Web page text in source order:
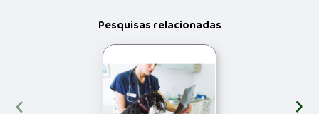
Pesquisas relacionadas
‹ ›